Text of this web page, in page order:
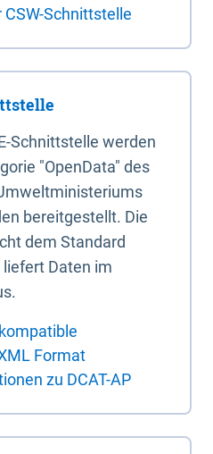
Schnittstelle
Schnittstelle werden
"OpenData" des
bereitgestellt. Die
dem Standard
liefert Daten im
Format
zu DCAT-AP